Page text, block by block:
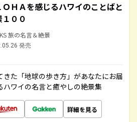
ＯＨＡを感じるハワイのことばと
００
旅の名言＆絶景
発売
た「地球の歩き方」があなたにお届
ハワイの名言と癒やしの絶景集
詳細を見る